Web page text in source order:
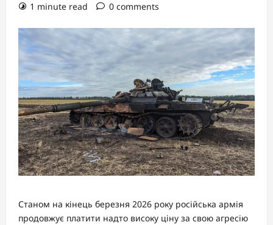
1 minute read
0 comments
Станом на кінець березня 2026 року російська армія
продовжує платити надто високу ціну за свою агресію